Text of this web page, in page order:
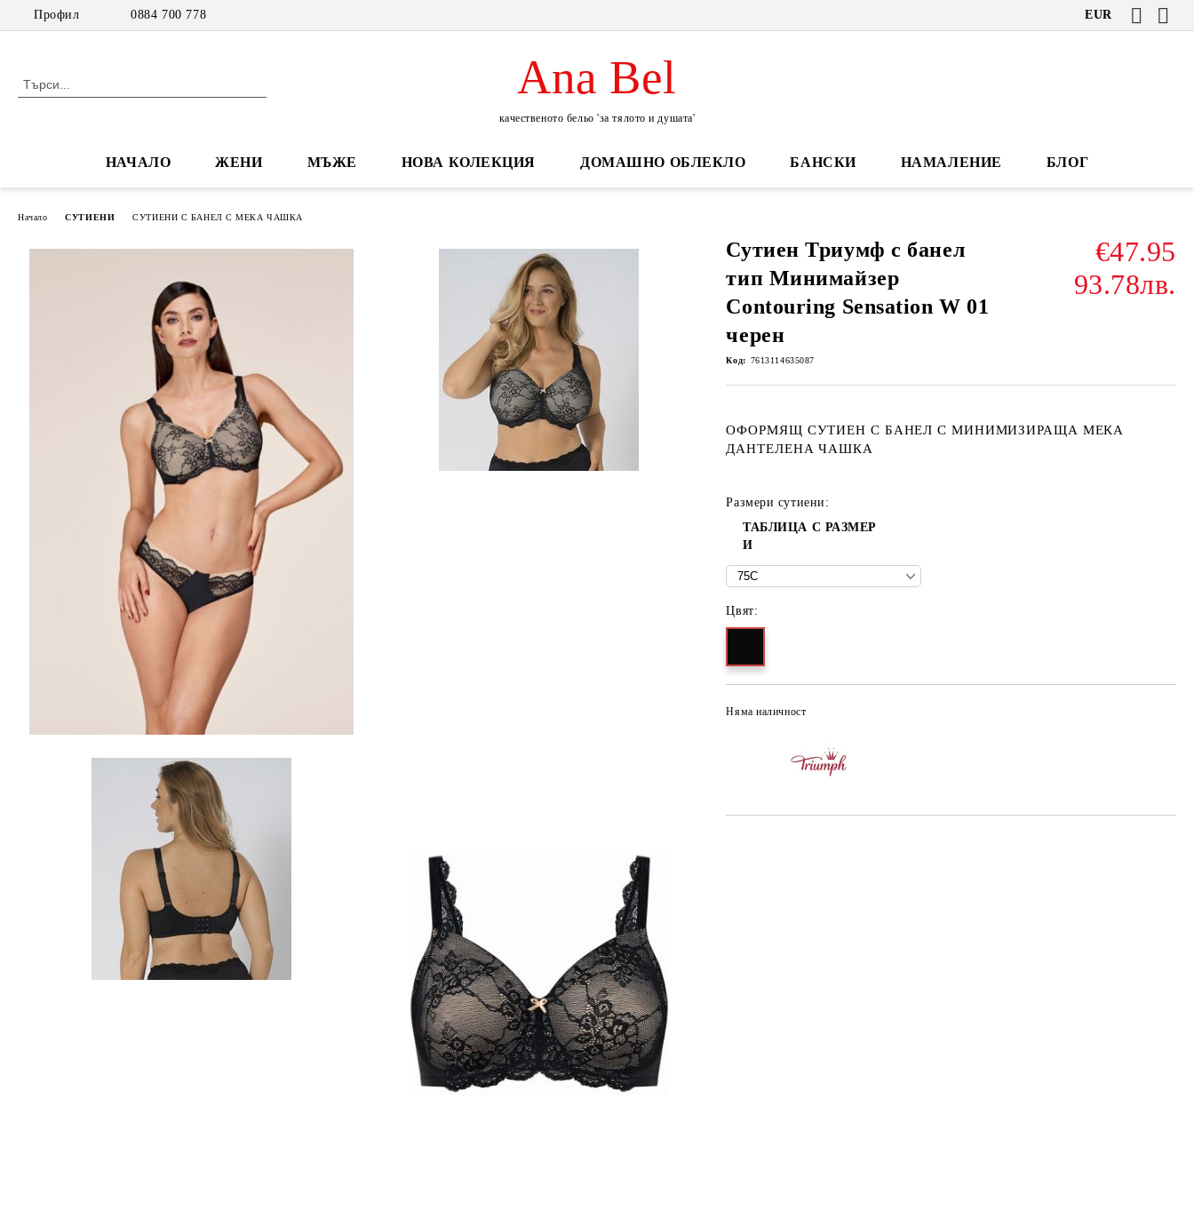
Профил 0884 700 778 EUR
Ana Bel
качественото бельо 'за тялото и душата'
НАЧАЛО ЖЕНИ МЪЖЕ НОВА КОЛЕКЦИЯ ДОМАШНО ОБЛЕКЛО БАНСКИ НАМАЛЕНИЕ БЛОГ
Начало СУТИЕНИ СУТИЕНИ С БАНЕЛ С МЕКА ЧАШКА
Сутиен Триумф с банел
тип Минимайзер
Contouring Sensation W 01
черен
€47.95
93.78лв.
Код: 7613114635087
ОФОРМЯЩ СУТИЕН С БАНЕЛ С МИНИМИЗИРАЩА МЕКА
ДАНТЕЛЕНА ЧАШКА
Размери сутиени:
ТАБЛИЦА С РАЗМЕР
И
Цвят:
Няма наличност